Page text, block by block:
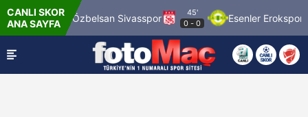
CANLI SKOR
ANA SAYFAÖzbelsan Sivasspor
45'
0- 0 Esenler Erokspor